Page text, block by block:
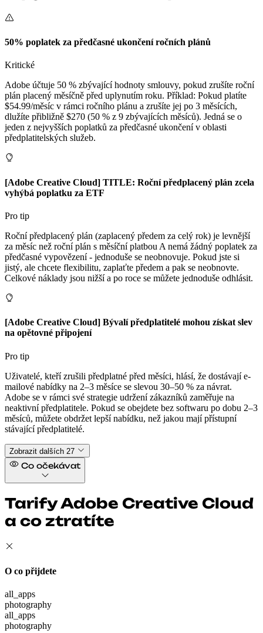
50% poplatek za předčasné ukončení ročních plánů
Kritické
Adobe účtuje 50 % zbývající hodnoty smlouvy, pokud zrušíte roční
plán placený měsíčně před uplynutím roku. Příklad: Pokud platíte
$54.99/měsíc v rámci ročního plánu a zrušíte jej po 3 měsících,
dlužíte přibližně $270 (50 % z 9 zbývajících měsíců). Jedná se o
jeden z nejvyšších poplatků za předčasné ukončení v oblasti
předplatitelských služeb.
[Adobe Creative Cloud] TITLE: Roční předplacený plán zcela
vyhýbá poplatku za ETF
Pro tip
Roční předplacený plán (zaplacený předem za celý rok) je levnější
za měsíc než roční plán s měsíční platbou A nemá žádný poplatek za
předčasné vypovězení - jednoduše se neobnovuje. Pokud jste si
jistý, ale chcete flexibilitu, zaplaťte předem a pak se neobnovte.
Celkové náklady jsou nižší a po roce se můžete jednoduše odhlásit.
[Adobe Creative Cloud] Bývalí předplatitelé mohou získat slev
na opětovné připojení
Pro tip
Uživatelé, kteří zrušili předplatné před měsíci, hlásí, že dostávají e-
mailové nabídky na 2–3 měsíce se slevou 30–50 % za návrat.
Adobe se v rámci své strategie udržení zákazníků zaměřuje na
neaktivní předplatitele. Pokud se obejdete bez softwaru po dobu 2–3
měsíců, můžete obdržet lepší nabídku, než jakou mají přístupní
stávající předplatitelé.
Zobrazit dalších 27
Co očekávat
Tarify Adobe Creative Cloud
a co ztratíte
O co přijdete
all_apps
photography
all_apps
photography